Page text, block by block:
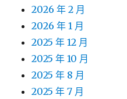
2026 年 2 月
2026 年 1 月
2025 年 12 月
2025 年 10 月
2025 年 8 月
2025 年 7 月